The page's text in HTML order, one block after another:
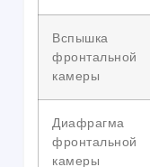
Вспышка
фронтальной
камеры
Диафрагма
фронтальной
камеры